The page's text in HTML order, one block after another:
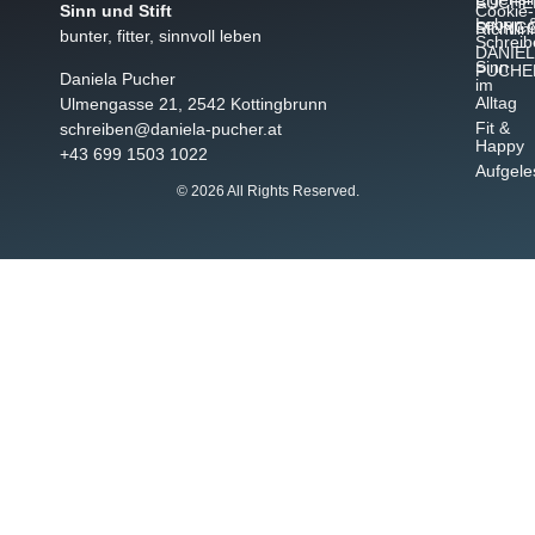
Sinn und Stift
bunter, fitter, sinnvoll leben
Daniela Pucher
Ulmengasse 21, 2542 Kottingbrunn
schreiben@daniela-pucher.at
+43 699 1503 1022
Leben
Sinn
im
Alltag
Fit &
Happy
Cookie-
© 2026 All Rights Reserved.